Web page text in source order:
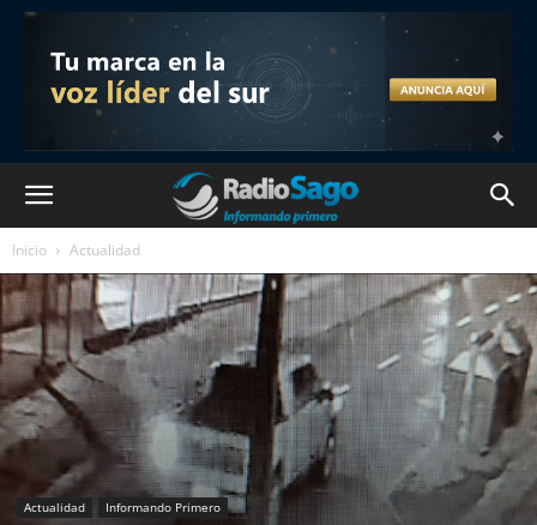
Inicio Actualidad
Actualidad Informando Primero